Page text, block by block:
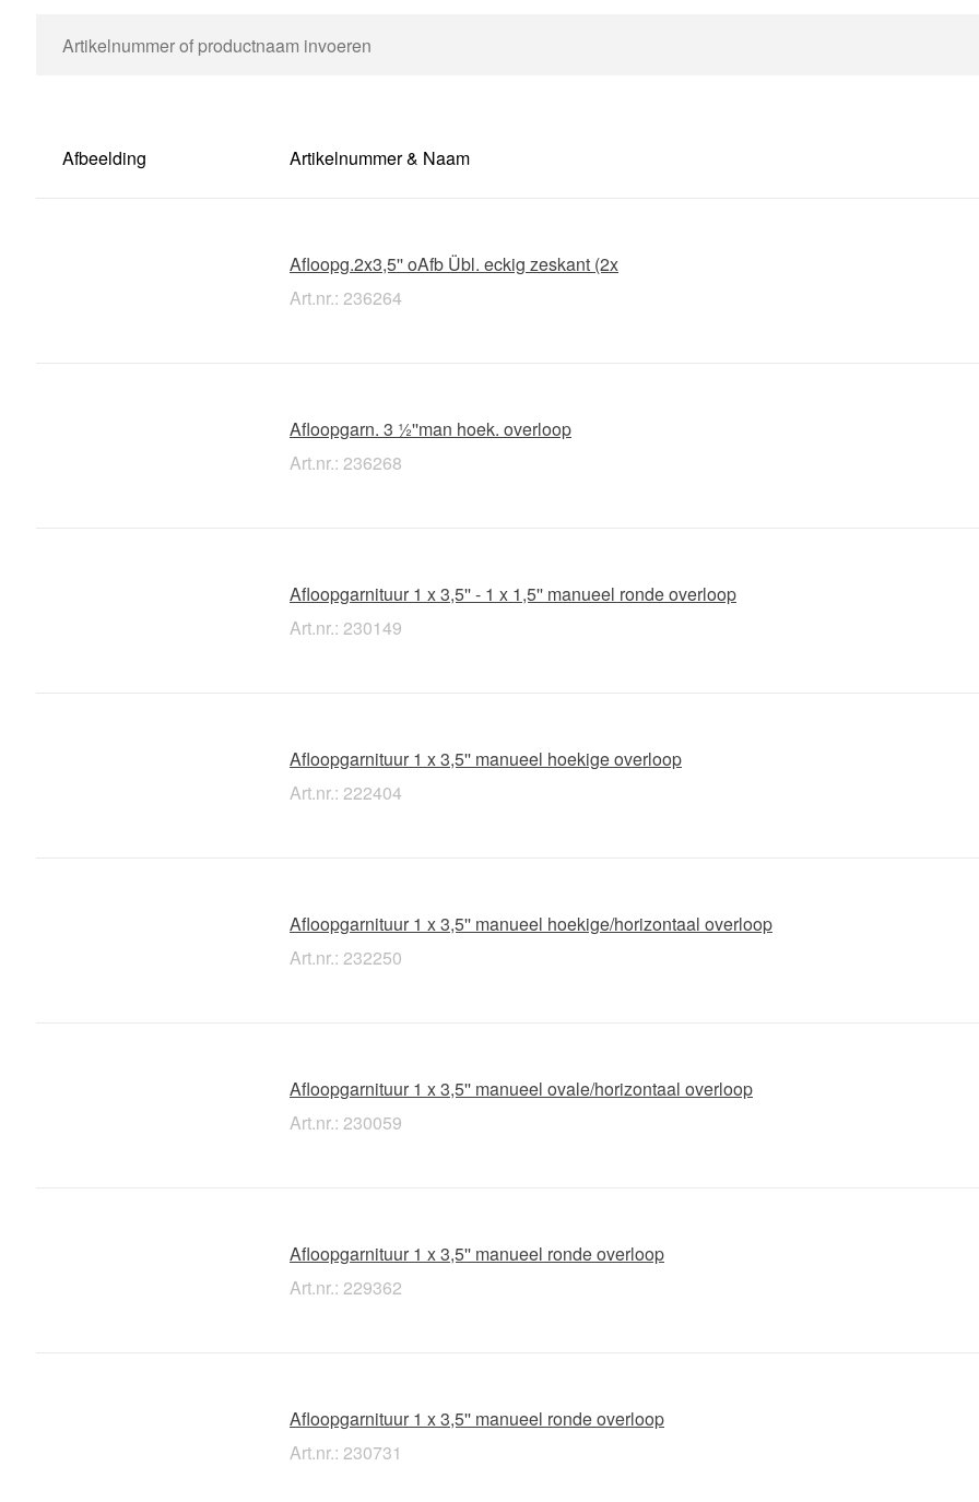
Afbeelding Artikelnummer & Naam
Afloopg.2x3,5'' oAfb Übl. eckig zeskant (2x
Art.nr.: 236264
Afloopgarn. 3 ½''man hoek. overloop
Art.nr.: 236268
Afloopgarnituur 1 x 3,5'' - 1 x 1,5'' manueel ronde overloop
Art.nr.: 230149
Afloopgarnituur 1 x 3,5'' manueel hoekige overloop
Art.nr.: 222404
Afloopgarnituur 1 x 3,5'' manueel hoekige/horizontaal overloop
Art.nr.: 232250
Afloopgarnituur 1 x 3,5'' manueel ovale/horizontaal overloop
Art.nr.: 230059
Afloopgarnituur 1 x 3,5'' manueel ronde overloop
Art.nr.: 229362
Afloopgarnituur 1 x 3,5'' manueel ronde overloop
Art.nr.: 230731